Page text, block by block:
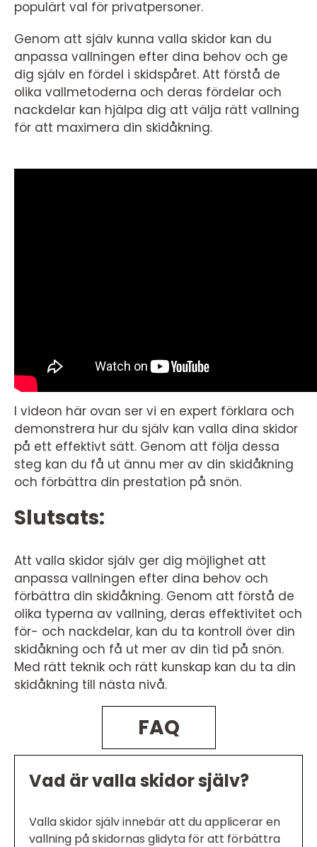
populärt val för privatpersoner.
Genom att själv kunna valla skidor kan du
anpassa vallningen efter dina behov och ge
dig själv en fördel i skidspåret. Att förstå de
olika vallmetoderna och deras fördelar och
nackdelar kan hjälpa dig att välja rätt vallning
för att maximera din skidåkning.
I videon här ovan ser vi en expert förklara och
demonstrera hur du själv kan valla dina skidor
på ett effektivt sätt. Genom att följa dessa
steg kan du få ut ännu mer av din skidåkning
och förbättra din prestation på snön.
Slutsats:
Att valla skidor själv ger dig möjlighet att
anpassa vallningen efter dina behov och
förbättra din skidåkning. Genom att förstå de
olika typerna av vallning, deras effektivitet och
för- och nackdelar, kan du ta kontroll över din
skidåkning och få ut mer av din tid på snön.
Med rätt teknik och rätt kunskap kan du ta din
skidåkning till nästa nivå.
FAQ
Vad är valla skidor själv?
Valla skidor själv innebär att du applicerar en
vallning på skidornas glidyta för att förbättra